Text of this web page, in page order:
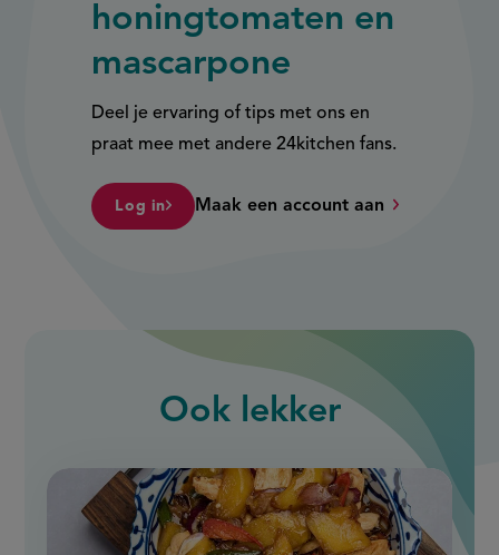
honingtomaten en
mascarpone
Deel je ervaring of tips met ons en
praat mee met andere 24kitchen fans.
Log in Maak een account aan
Ook lekker